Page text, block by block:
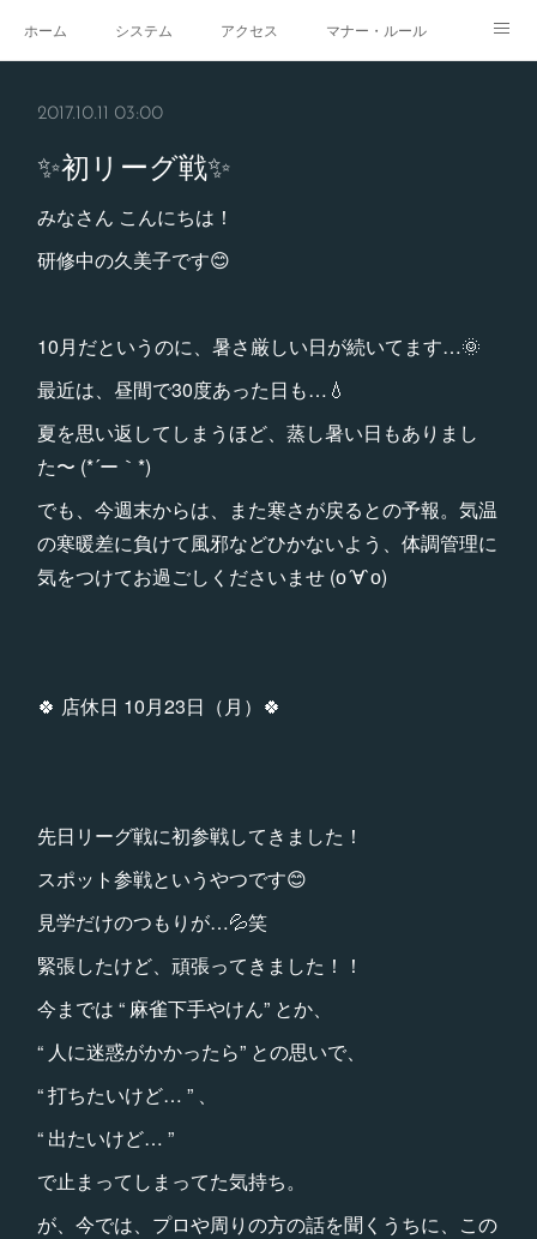
ホーム システム アクセス マナー・ルール
2017.10.11 03:00
✨初リーグ戦✨
みなさん こんにちは！
研修中の久美子です😊
10月だというのに、暑さ厳しい日が続いてます…🌞
最近は、昼間で30度あった日も…💧
夏を思い返してしまうほど、蒸し暑い日もありまし
た〜 (*´ー｀*)
でも、今週末からは、また寒さが戻るとの予報。気温
の寒暖差に負けて風邪などひかないよう、体調管理に
気をつけてお過ごしくださいませ (о´∀`о)
🍀 店休日 10月23日（月）🍀
先日リーグ戦に初参戦してきました！
スポット参戦というやつです😊
見学だけのつもりが…💦笑
緊張したけど、頑張ってきました！！
今までは “ 麻雀下手やけん” とか、
“ 人に迷惑がかかったら” との思いで、
“ 打ちたいけど… ” 、
“ 出たいけど… ”
で止まってしまってた気持ち。
が、今では、プロや周りの方の話を聞くうちに、この